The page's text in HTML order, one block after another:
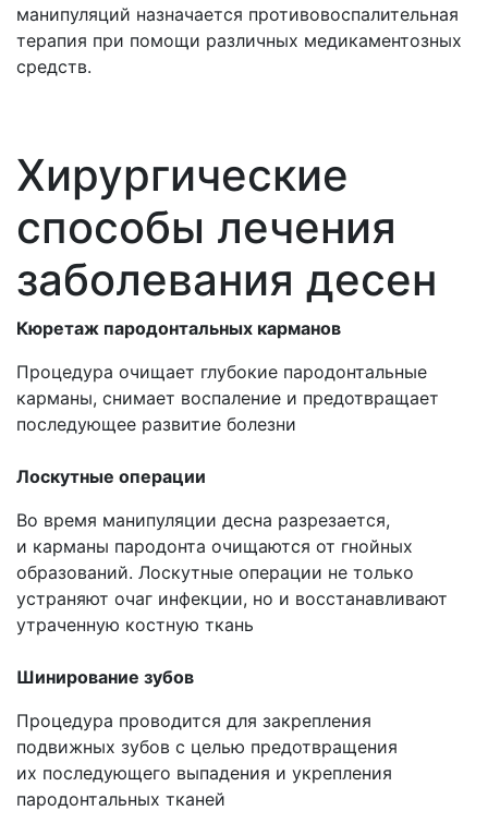
манипуляций назначается противовоспалительная
терапия при помощи различных медикаментозных
средств.
Хирургические
способы лечения
заболевания десен
Кюретаж пародонтальных карманов
Процедура очищает глубокие пародонтальные
карманы, снимает воспаление и предотвращает
последующее развитие болезни
Лоскутные операции
Во время манипуляции десна разрезается,
и карманы пародонта очищаются от гнойных
образований. Лоскутные операции не только
устраняют очаг инфекции, но и восстанавливают
утраченную костную ткань
Шинирование зубов
Процедура проводится для закрепления
подвижных зубов с целью предотвращения
их последующего выпадения и укрепления
пародонтальных тканей